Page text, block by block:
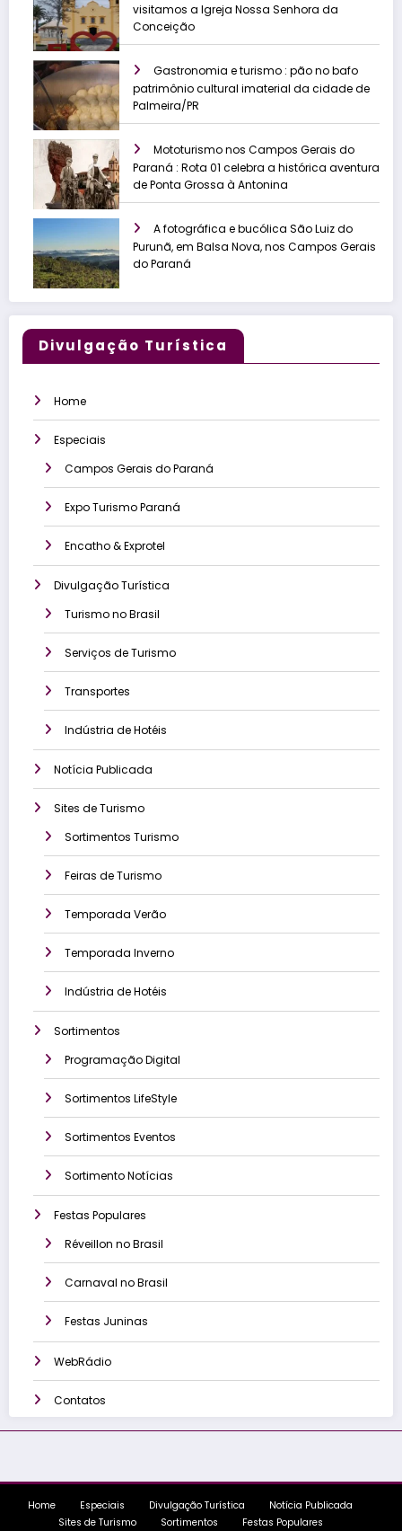
visitamos a Igreja Nossa Senhora da
Conceição
Gastronomia e turismo : pão no bafo
patrimônio cultural imaterial da cidade de
Palmeira/PR
Mototurismo nos Campos Gerais do
Paraná : Rota 01 celebra a histórica aventura
de Ponta Grossa à Antonina
A fotográfica e bucólica São Luiz do
Purunã, em Balsa Nova, nos Campos Gerais
do Paraná
Divulgação Turística
Home
Especiais
Campos Gerais do Paraná
Expo Turismo Paraná
Encatho & Exprotel
Divulgação Turística
Turismo no Brasil
Serviços de Turismo
Transportes
Indústria de Hotéis
Notícia Publicada
Sites de Turismo
Sortimentos Turismo
Feiras de Turismo
Temporada Verão
Temporada Inverno
Indústria de Hotéis
Sortimentos
Programação Digital
Sortimentos LifeStyle
Sortimentos Eventos
Sortimento Notícias
Festas Populares
Réveillon no Brasil
Carnaval no Brasil
Festas Juninas
WebRádio
Contatos
Home Especiais Divulgação Turística
Notícia Publicada
Sites de Turismo
Sortimentos Festas Populares